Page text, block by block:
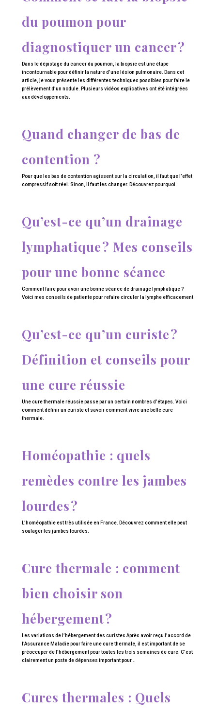
du poumon pour
diagnostiquer un cancer ?
Dans le dépistage du cancer du poumon, la biopsie est une étape
incontournable pour définir la nature d’une lésion pulmonaire. Dans cet
article, je vous présente les différentes techniques possibles pour faire le
prélèvement d’un nodule. Plusieurs vidéos explicatives ont été intégrées
aux développements.
Quand changer de bas de
contention ?
Pour que les bas de contention agissent sur la circulation, il faut que l’effet
compressif soit réel. Sinon, il faut les changer. Découvrez pourquoi.
Qu’est-ce qu’un drainage
lymphatique ? Mes conseils
pour une bonne séance
Comment faire pour avoir une bonne séance de drainage lymphatique ?
Voici mes conseils de patiente pour refaire circuler la lymphe efficacement.
Qu’est-ce qu’un curiste ?
Définition et conseils pour
une cure réussie
Une cure thermale réussie passe par un certain nombres d’étapes. Voici
comment définir un curiste et savoir comment vivre une belle cure
thermale.
Homéopathie : quels
remèdes contre les jambes
lourdes ?
L’homéopathie est très utilisée en France. Découvrez comment elle peut
soulager les jambes lourdes.
Cure thermale : comment
bien choisir son
hébergement ?
Les variations de l’hébergement des curistes Après avoir reçu l’accord de
l’Assurance Maladie pour faire une cure thermale, il est important de se
préoccuper de l’hébergement pour toutes les trois semaines de cure. C’est
clairement un poste de dépenses important pour...
Cures thermales : Quels